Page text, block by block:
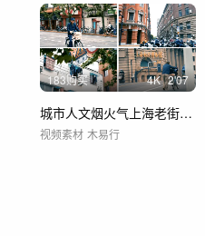
183购买 4K 2'07
城市人文烟火气上海老街景城市日常生活场景
视频素材 木易行